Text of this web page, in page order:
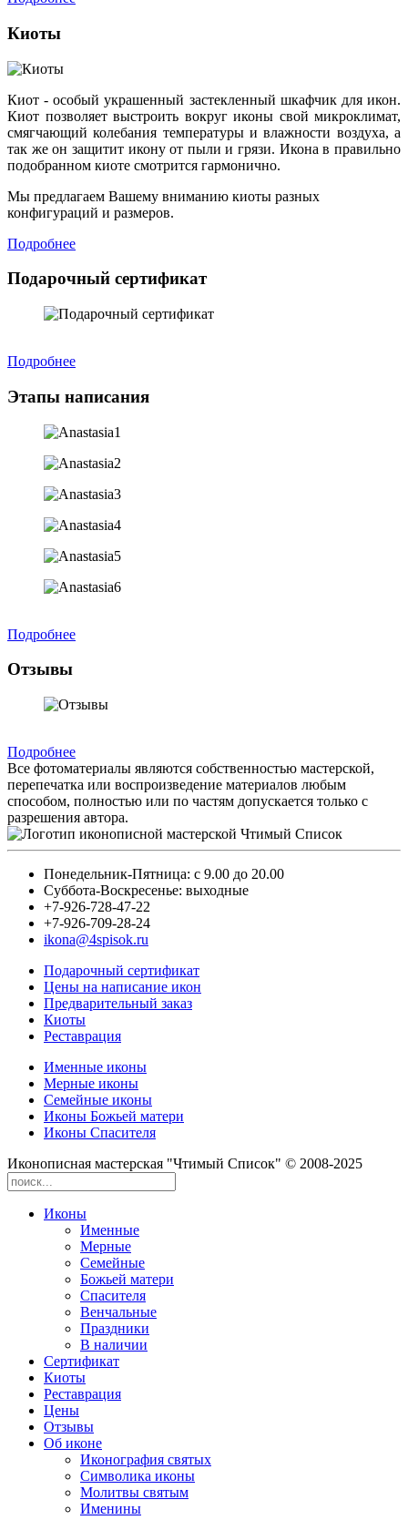
Киоты
Киот - особый украшенный застекленный шкафчик для икон.
Киот позволяет выстроить вокруг иконы свой микроклимат,
смягчающий колебания температуры и влажности воздуха, а
так же он защитит икону от пыли и грязи. Икона в правильно
подобранном киоте смотрится гармонично.
Мы предлагаем Вашему вниманию киоты разных
конфигураций и размеров.
Подробнее
Подарочный сертификат
Подробнее
Этапы написания
Подробнее
Отзывы
Подробнее
Все фотоматериалы являются собственностью мастерской,
перепечатка или воспроизведение материалов любым
способом, полностью или по частям допускается только с
разрешения автора.
Понедельник-Пятница: с 9.00 до 20.00
Суббота-Воскресенье: выходные
+7-926-728-47-22
+7-926-709-28-24
ikona@4spisok.ru
Подарочный сертификат
Цены на написание икон
Предварительный заказ
Киоты
Реставрация
Именные иконы
Мерные иконы
Семейные иконы
Иконы Божьей матери
Иконы Спасителя
Иконописная мастерская "Чтимый Список" © 2008-2025
Иконы
Именные
Мерные
Семейные
Божьей матери
Спасителя
Венчальные
Праздники
В наличии
Сертификат
Киоты
Реставрация
Цены
Отзывы
Об иконе
Иконография святых
Символика иконы
Молитвы святым
Именины